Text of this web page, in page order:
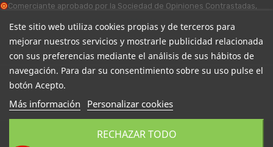
Comerciante aprobado por la Sociedad de Opiniones Contrastadas,
Este sitio web utiliza cookies propias y de terceros para
mejorar nuestros servicios y mostrarle publicidad relacionada
con sus preferencias mediante el análisis de sus hábitos de
navegación. Para dar su consentimiento sobre su uso pulse el
botón Acepto.
Más información Personalizar cookies
RECHAZAR TODO
Copyright EscanerOnline. Todos los derechos reservados.